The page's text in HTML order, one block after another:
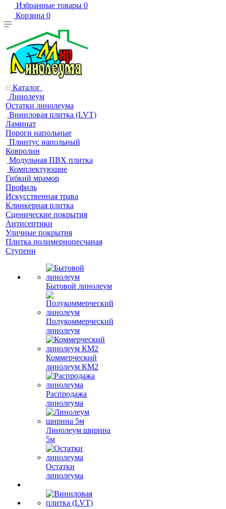
Избранные товары 0
Корзина 0
Каталог
Линолеум
Остатки линолеума
Виниловая плитка (LVT)
Ламинат
Пороги напольные
Плинтус напольный
Ковролин
Модульная ПВХ плитка
Комплектующие
Гибкий мрамор
Профиль
Искусственная трава
Клинкерная плитка
Сценические покрытия
Антисептики
Уличные покрытия
Плитка полимернопесчаная
Ступени
Бытовой линолеум
Полукоммерческий
линолеум
Коммерческий
линолеум КМ2
Распродажа
линолеума
Линолеум ширина
5м
Остатки
линолеума